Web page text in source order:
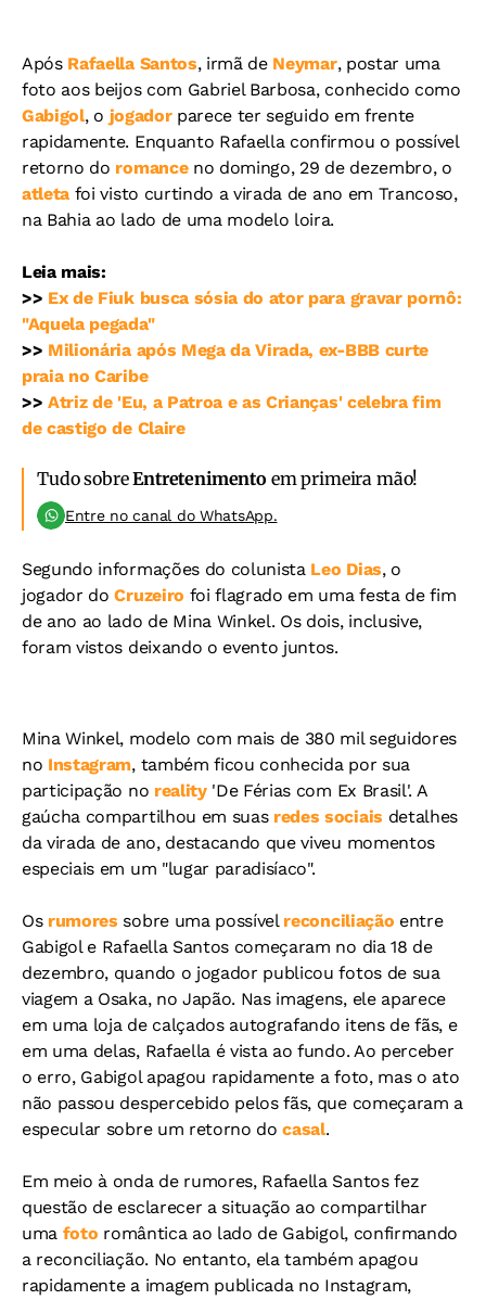
Após Rafaella Santos, irmã de Neymar, postar uma
foto aos beijos com Gabriel Barbosa, conhecido como
Gabigol, o jogadorparece ter seguido em frente
rapidamente. Enquanto Rafaella confirmou o possível
retorno do romanceno domingo, 29 de dezembro, o
atleta foi visto curtindo a virada de ano em Trancoso,
na Bahia ao lado de uma modelo loira.
Leia mais:
>> Ex de Fiuk busca sósia do ator para gravar pornô:
"Aquela pegada"
>> Milionária após Mega da Virada, ex-BBB curte
praia no Caribe
>>Atriz de 'Eu, a Patroa e as Crianças' celebra fim
de castigo de Claire
Tudo sobreEntretenimento em primeira mão!
Entre no canal do WhatsApp.
Segundo informações do colunista Leo Dias, o
jogador doCruzeiro foi flagrado em uma festa de fim
de ano ao lado de Mina Winkel. Os dois, inclusive,
foram vistos deixando o evento juntos.
Mina Winkel, modelo com mais de 380 mil seguidores
no Instagram, também ficou conhecida por sua
participação no reality'De Férias com Ex Brasil'. A
gaúcha compartilhou em suas redes sociais detalhes
da virada de ano, destacando que viveu momentos
especiais em um "lugar paradisíaco".
Os rumores sobre uma possível reconciliação entre
Gabigol e Rafaella Santos começaram no dia 18 de
dezembro, quando o jogador publicou fotos de sua
viagem a Osaka, no Japão. Nas imagens, ele aparece
em uma loja de calçados autografando itens de fãs, e
em uma delas, Rafaella é vista ao fundo. Ao perceber
o erro, Gabigol apagou rapidamente a foto, mas o ato
não passou despercebido pelos fãs, que começaram a
especular sobre um retorno docasal.
Em meio à onda de rumores, Rafaella Santos fez
questão de esclarecer a situação ao compartilhar
uma foto romântica ao lado de Gabigol, confirmando
a reconciliação. No entanto, ela também apagou
rapidamente a imagem publicada no Instagram,